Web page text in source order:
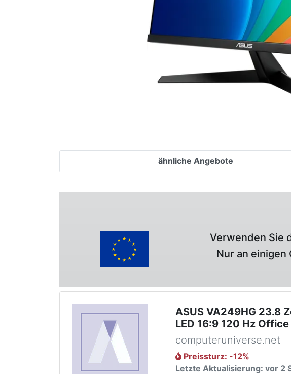
ähnliche Angebote
Verwenden Sie
Nur an einigen
ASUS VA249HG 23.8
LED 16:9 120 Hz
computeruniverse.net
Preissturz: -12%
Letzte Aktualisierung: vor 2